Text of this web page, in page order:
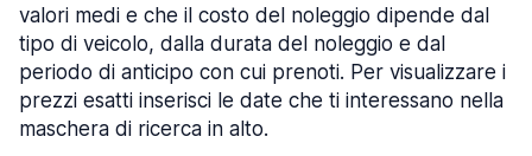
valori medi e che il costo del noleggio dipende dal
tipo di veicolo, dalla durata del noleggio e dal
periodo di anticipo con cui prenoti. Per visualizzare i
prezzi esatti inserisci le date che ti interessano nella
maschera di ricerca in alto.